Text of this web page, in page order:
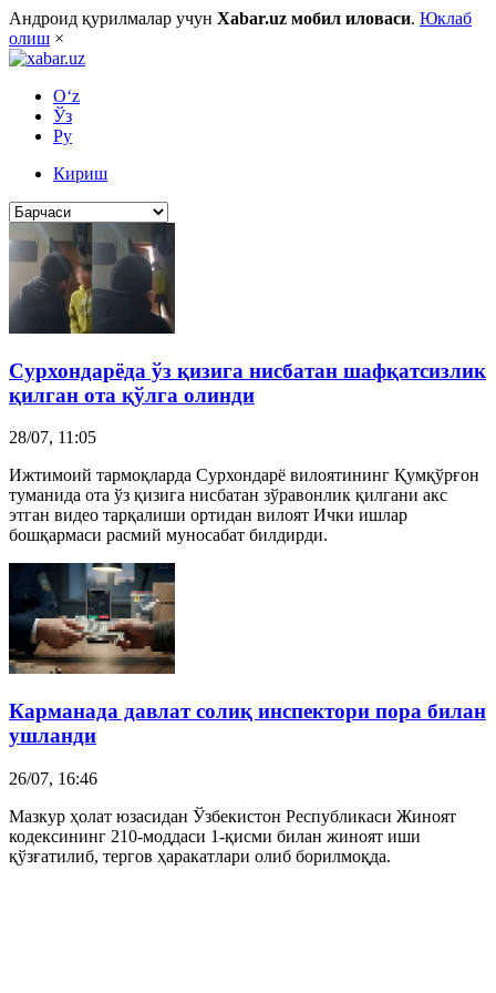
Андроид қурилмалар учун Xabar.uz мобил иловаси. Юклаб
олиш ×
O‘z
Ўз
Ру
Кириш
Сурхондарёда ўз қизига нисбатан шафқатсизлик
қилган ота қўлга олинди
28/07, 11:05
Ижтимоий тармоқларда Сурхондарё вилоятининг Қумқўрғон
туманида ота ўз қизига нисбатан зўравонлик қилгани акс
этган видео тарқалиши ортидан вилоят Ички ишлар
бошқармаси расмий муносабат билдирди.
Карманада давлат солиқ инспектори пора билан
ушланди
26/07, 16:46
Мазкур ҳолат юзасидан Ўзбекистон Республикаси Жиноят
кодексининг 210-моддаси 1-қисми билан жиноят иши
қўзғатилиб, тергов ҳаракатлари олиб борилмоқда.